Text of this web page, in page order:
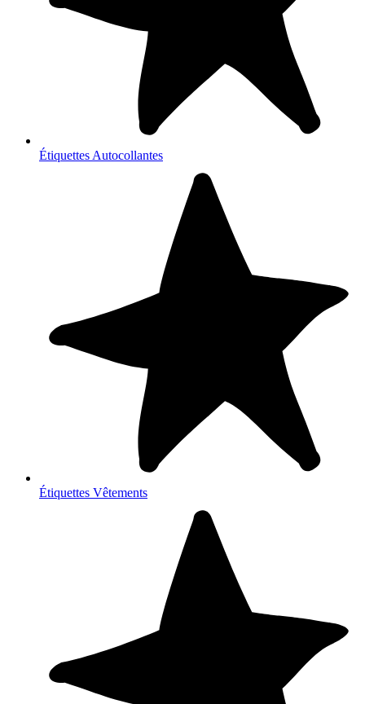
Étiquettes Autocollantes
Étiquettes Vêtements